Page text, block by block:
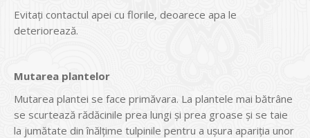
Evitați contactul apei cu florile, deoarece apa le
deteriorează.
Mutarea plantelor
Mutarea plantei se face primăvara. La plantele mai bătrâne
se scurtează rădăcinile prea lungi și prea groase și se taie
la jumătate din înălțime tulpinile pentru a ușura apariția unor